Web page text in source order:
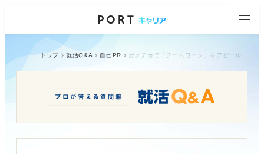
トップ 就活Q&A 自己PR